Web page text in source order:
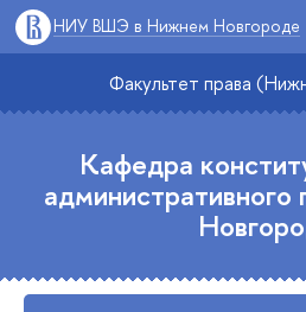
НИУ ВШЭ в Нижнем Новгороде
Факультет права
Кафедра